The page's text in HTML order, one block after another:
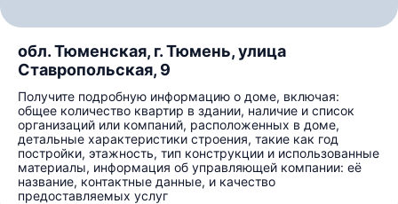
обл. Тюменская, г. Тюмень, улица
Ставропольская, 9
Получите подробную информацию о доме, включая:
общее количество квартир в здании, наличие и список
организаций или компаний, расположенных в доме,
детальные характеристики строения, такие как год
постройки, этажность, тип конструкции и использованные
материалы, информация об управляющей компании: её
название, контактные данные, и качество
предоставляемых услуг